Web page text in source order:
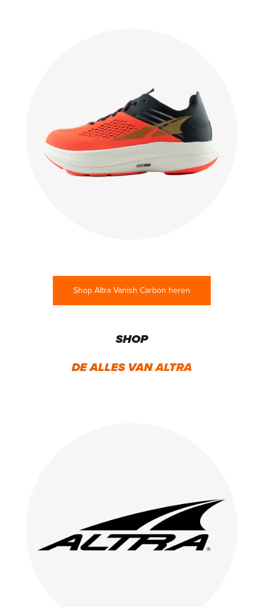
Shop Altra Vanish Carbon heren
SHOP
DE ALLES VAN ALTRA